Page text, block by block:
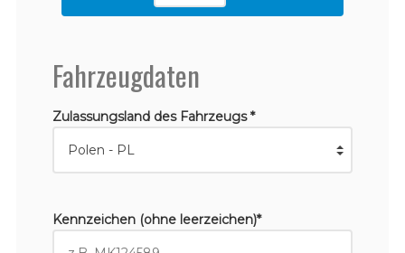
Fahrzeugdaten
Zulassungsland des Fahrzeugs *
Kennzeichen (ohne leerzeichen)*